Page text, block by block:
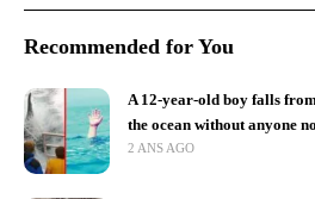
Recommended for You
A 12-year-old boy falls
the ocean without anyone
2 ANS AGO